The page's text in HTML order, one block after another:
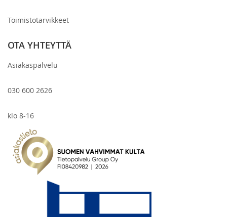
Toimistotarvikkeet
OTA YHTEYTTÄ
Asiakaspalvelu
030 600 2626
klo 8-16